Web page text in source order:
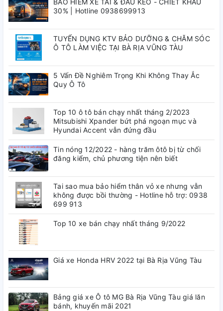
BẢO HIỂM XE TẢI & ĐẦU KÉO - CHIẾT KHẤU
30% | Hotline 0938699913
TUYỂN DỤNG KTV BẢO DƯỠNG & CHĂM SÓC
Ô TÔ LÀM VIỆC TẠI BÀ RỊA VŨNG TÀU
5 Vấn Đề Nghiêm Trọng Khi Không Thay Ắc
Quy Ô Tô
Top 10 ô tô bán chạy nhất tháng 2/2023
Mitsubishi Xpander bứt phá ngoạn mục và
Hyundai Accent vẫn đứng đầu
Tin nóng 12/2022 - hàng trăm ôtô bị từ chối
đăng kiểm, chủ phương tiện nên biết
Tai sao mua bảo hiểm thân vỏ xe nhưng vẫn
không được bồi thường - Hotline hỗ trợ: 0938
699 913
Top 10 xe bán chạy nhất tháng 9/2022
Giá xe Honda HRV 2022 tại Bà Rịa Vũng Tàu
Bảng giá xe Ô tô MG Bà Rịa Vũng Tàu giá lăn
bánh, khuyến mãi 2021